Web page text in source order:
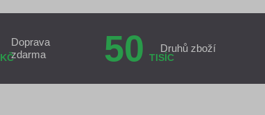
KČ
Doprava
zdarma
50 TISÍC
Druhů zboží